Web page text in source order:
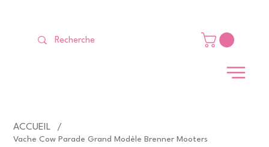
ACCUEIL /
Vache Cow Parade Grand Modèle Brenner Mooters